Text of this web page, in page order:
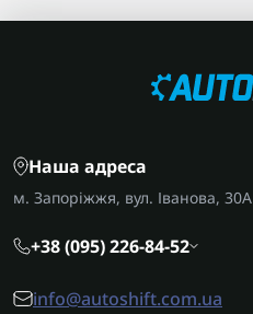
Наша адреса
м. Запоріжжя, вул. Іванова, 30А
+38 (095) 226-84-52
info@autoshift.com.ua